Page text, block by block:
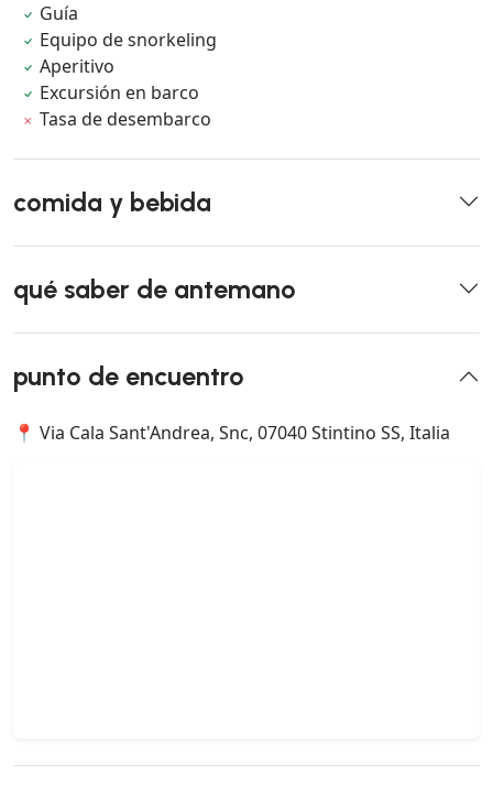
Guía
Equipo de snorkeling
Aperitivo
Excursión en barco
Tasa de desembarco
comida y bebida
qué saber de antemano
punto de encuentro
📍 Via Cala Sant'Andrea, Snc, 07040 Stintino SS, Italia